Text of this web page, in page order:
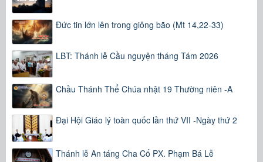
Đức tin lớn lên trong giông bão (Mt 14,22-33)
LBT: Thánh lễ Cầu nguyện tháng Tám 2026
Chầu Thánh Thể Chúa nhật 19 Thường niên -A
Đại Hội Giáo lý toàn quốc lần thứ VII -Ngày thứ 2
Thánh lễ An táng Cha Cố PX. Phạm Bá Lễ